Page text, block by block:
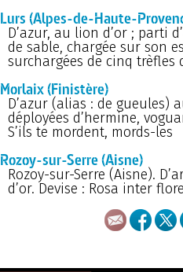
Lurs (Alpes-de-Haute-
D’azur, au lion d’or ; parti
de sable, chargée sur son
surchargées de cinq trèfles
Morlaix (Finistère)
D’azur (alias : de gueules)
déployées d’hermine,
S’ils te mordent, mords-les
Rozoy-sur-Serre (Aisne)
Rozoy-sur-Serre (Aisne).
d’or. Devise : Rosa inter